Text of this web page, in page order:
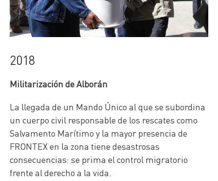
2018
Militarización de Alborán
La llegada de un Mando Único al que se subordina
un cuerpo civil responsable de los rescates como
Salvamento Marítimo y la mayor presencia de
FRONTEX en la zona tiene desastrosas
consecuencias: se prima el control migratorio
frente al derecho a la vida.